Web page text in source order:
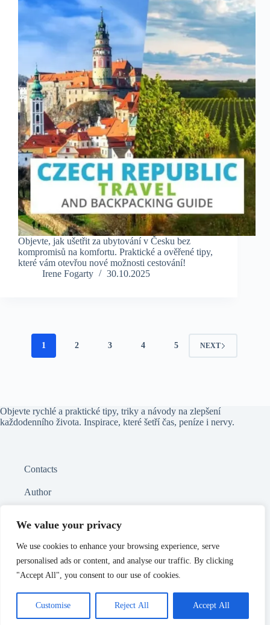
We value your privacy
We use cookies to enhance your browsing experience, serve
personalised ads or content, and analyse our traffic. By clicking
"Accept All", you consent to our use of cookies.
Customise Reject All Accept All
Objevte, jak ušetřit za ubytování v Česku bez
kompromisů na komfortu. Praktické a ověřené tipy,
které vám otevřou nové možnosti cestování!
Irene Fogarty
30.10.2025
1 2 3 4 5 NEXT
Objevte rychlé a praktické tipy, triky a návody na zlepšení
každodenního života. Inspirace, které šetří čas, peníze i nervy.
Contacts
Author
LinkedIn